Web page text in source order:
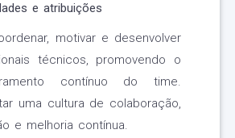
e atribuições
motivar e desenvolver
técnicos, promovendo o
contínuo do time.
uma cultura de colaboração,
e melhoria contínua.